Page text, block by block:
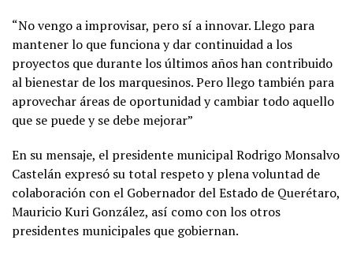
“No vengo a improvisar, pero sí a innovar. Llego para
mantener lo que funciona y dar continuidad a los
proyectos que durante los últimos años han contribuido
al bienestar de los marquesinos. Pero llego también para
aprovechar áreas de oportunidad y cambiar todo aquello
que se puede y se debe mejorar”
En su mensaje, el presidente municipal Rodrigo Monsalvo
Castelán expresó su total respeto y plena voluntad de
colaboración con el Gobernador del Estado de Querétaro,
Mauricio Kuri González, así como con los otros
presidentes municipales que gobiernan.